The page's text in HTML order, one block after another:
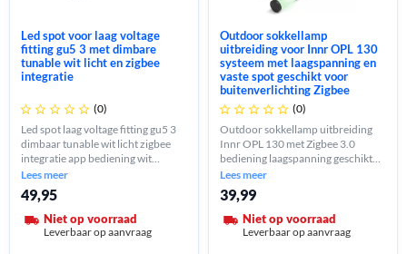
Led spot voor laag voltage
fitting gu5 3 met dimbare
tunable wit licht en zigbee
integratie
     (0)
Led spot laag voltage fitting gu5 3
dimbaar tunable wit licht zigbee
integratie app bediening wit
kunststof duurzaam compact
design geschikt voor
binnenverlichting woon en
werkruimte
Lees meer
49,95
Niet op voorraad
Leverbaar op aanvraag
Outdoor sokkellamp
uitbreiding voor Innr OPL 130
systeem met laagspanning en
vaste spot geschikt voor
buitenverlichting Zigbee
     (0)
Outdoor sokkellamp uitbreiding
Innr OPL 130 met Zigbee 3.0
bediening laagspanning geschikt
voor Philips Hue zwart vaste spot
lichtsterkte 215 lumen straalhoek
55 graden levensduur 30000 uur
kunststof
Lees meer
39,99
Niet op voorraad
Leverbaar op aanvraag